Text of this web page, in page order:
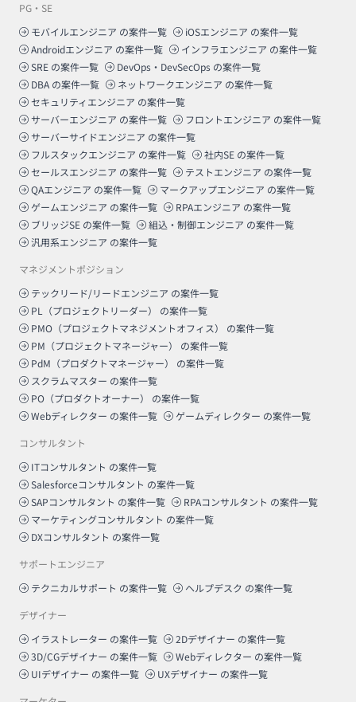
PG・SE
モバイルエンジニア の案件一覧 iOSエンジニア の案件一覧
Androidエンジニア の案件一覧 インフラエンジニア の案件一覧
SRE の案件一覧 DevOps・DevSecOps の案件一覧
DBA の案件一覧 ネットワークエンジニア の案件一覧
セキュリティエンジニア の案件一覧
サーバーエンジニア の案件一覧 フロントエンジニア の案件一覧
サーバーサイドエンジニア の案件一覧
フルスタックエンジニア の案件一覧 社内SE の案件一覧
セールスエンジニア の案件一覧 テストエンジニア の案件一覧
QAエンジニア の案件一覧 マークアップエンジニア の案件一覧
ゲームエンジニア の案件一覧 RPAエンジニア の案件一覧
ブリッジSE の案件一覧 組込・制御エンジニア の案件一覧
汎用系エンジニア の案件一覧
マネジメントポジション
テックリード/リードエンジニア の案件一覧
PL（プロジェクトリーダー）
の案件一覧
PMO（プロジェクトマネジメントオフィス）
の案件一覧
PM（プロジェクトマネージャー）
の案件一覧
PdM（プロダクトマネージャー）
の案件一覧
スクラムマスター の案件一覧
PO（プロダクトオーナー）
の案件一覧
Webディレクター の案件一覧 ゲームディレクター の案件一覧
コンサルタント
ITコンサルタント の案件一覧
Salesforceコンサルタント の案件一覧
SAPコンサルタント の案件一覧 RPAコンサルタント の案件一覧
マーケティングコンサルタント の案件一覧
DXコンサルタント の案件一覧
サポートエンジニア
テクニカルサポート の案件一覧 ヘルプデスク の案件一覧
デザイナー
イラストレーター の案件一覧 2Dデザイナー の案件一覧
3D/CGデザイナー の案件一覧 Webディレクター の案件一覧
UIデザイナー の案件一覧 UXデザイナー の案件一覧